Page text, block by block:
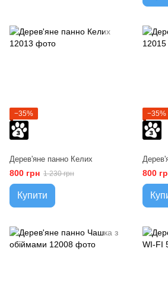
−35%
Дерев'яне панно Келих
800 грн 1 230 грн
Купити
−35%
800